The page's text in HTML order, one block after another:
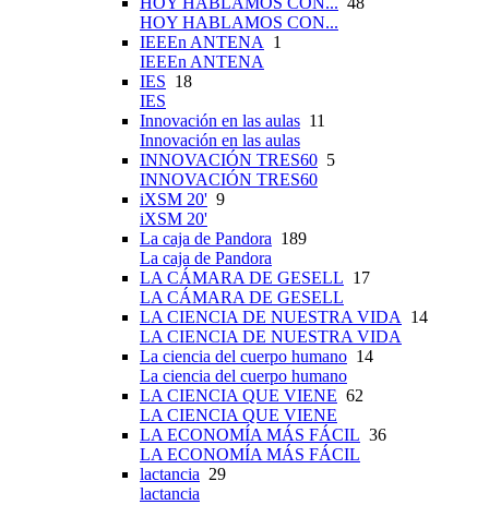
HOY HABLAMOS CON...
IEEEn ANTENA
1
IEEEn ANTENA
IES 18
IES
Innovación en las aulas 11
Innovación en las aulas
INNOVACIÓN TRES60 5
INNOVACIÓN TRES60
iXSM 20' 9
iXSM 20'
La caja de Pandora 189
La caja de Pandora
LA CÁMARA DE GESELL 17
LA CÁMARA DE GESELL
LA CIENCIA DE NUESTRA VIDA
14
LA CIENCIA DE NUESTRA VIDA
La ciencia del cuerpo humano 14
La ciencia del cuerpo humano
LA CIENCIA QUE VIENE 62
LA CIENCIA QUE VIENE
LA ECONOMÍA MÁS FÁCIL 36
LA ECONOMÍA MÁS FÁCIL
lactancia 29
lactancia